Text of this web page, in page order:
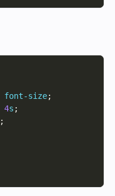
font-size
4s